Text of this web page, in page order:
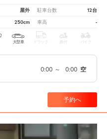
屋外 駐車台数 12台
250cm 車高 -
大型車 トラック 原付 バイク
0:00 ～ 0:00 空
予約へ